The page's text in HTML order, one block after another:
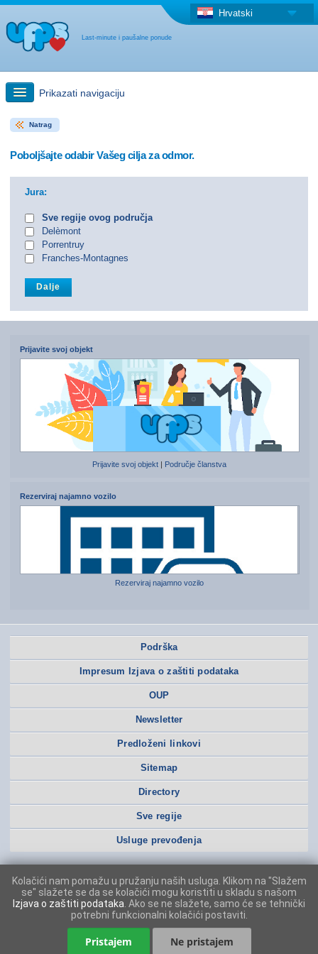
Last-minute i paušalne ponude
Hrvatski
Prikazati navigaciju
Brzo traženje
Druga država
Natrag
Poboljšajte odabir Vašeg cilja za odmor.
Jura:
Sve regije ovog područja
Delèmont
Porrentruy
Franches-Montagnes
Prijavite svoj objekt
Prijavite svoj objekt Područje članstva
Rezerviraj najamno vozilo
Rezerviraj najamno vozilo
Podrška
Impresum Izjava o zaštiti podataka
OUP
Newsletter
Predloženi linkovi
Sitemap
Directory
Sve regije
Usluge prevođenja
Kolačići nam pomažu u pružanju naših usluga. Klikom na "Slažem
se" slažete se da se kolačići mogu koristiti u skladu s našom
Izjava o zaštiti podataka . Ako se ne slažete, samo će se tehnički
potrebni funkcionalni kolačići postaviti.